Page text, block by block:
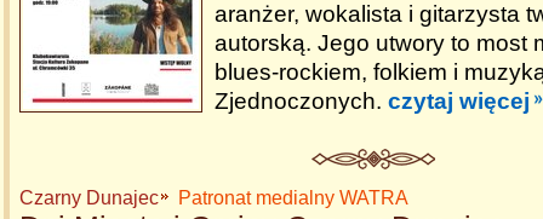
aranżer, wokalista i gitarzysta
autorską. Jego utwory to most
blues-rockiem, folkiem i
Zjednoczonych. czytaj więcej
Czarny Dunajec Patronat medialny WATRA